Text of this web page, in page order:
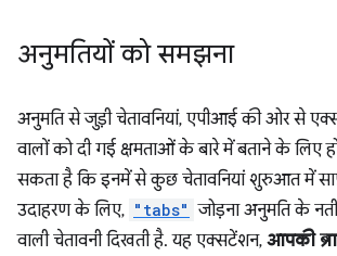
अनुमतियों को समझना
अनुमति से जुड़ी चेतावनियां, एपीआई की ओर से
वालों को दी गई क्षमताओं के बारे में बताने के लिए
सकता है कि इनमें से कुछ चेतावनियां शुरुआत में
उदाहरण के लिए, "tabs" जोड़ना अनुमति के
वाली चेतावनी दिखती है. यह एक्सटेंशन, आपकी